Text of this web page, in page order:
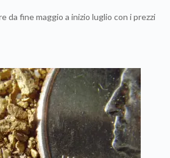
da fine maggio a inizio luglio con i prezzi